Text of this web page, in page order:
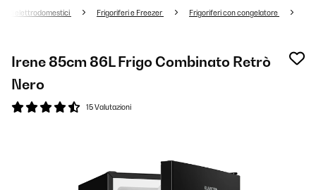
elettrodomestici Frigoriferi e Freezer Frigoriferi con congelatore
Irene 85cm 86L Frigo Combinato Retrò
Nero
15 Valutazioni